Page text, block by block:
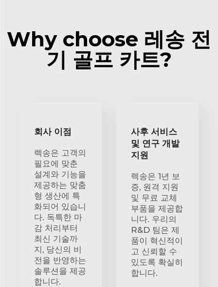
Why choose 레송 전
기 골프 카트?
회사 이점
렉송은 고객의
필요에 맞춘
설계와 기능을
제공하는 맞춤
형 생산에 특
화되어 있습니
다. 독특한 마
감 처리부터
최신 기술까
지, 당신의 비
전을 반영하는
솔루션을 제공
합니다.
사후 서비스
및 연구 개발
지원
렉송은 1년 보
증, 원격 지원
및 무료 교체
부품을 제공합
니다. 우리의
R&D 팀은 제
품이 혁신적이
고 신뢰할 수
있도록 확실히
합니다.